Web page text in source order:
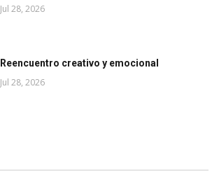
Jul 28, 2026
Reencuentro creativo y emocional
Jul 28, 2026